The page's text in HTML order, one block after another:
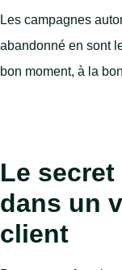
Les campagnes
abandonné en sont
bon moment, à la
Le secret
dans un
client